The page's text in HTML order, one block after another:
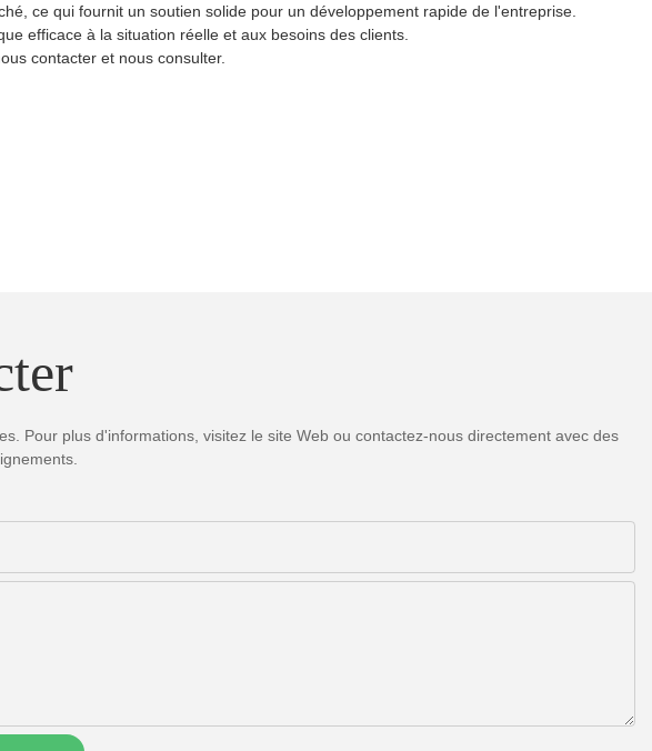
ce qui fournit un soutien solide pour un développement rapide de l'entreprise.
efficace à la situation réelle et aux besoins des clients.
contacter et nous consulter.
Pour plus d'informations, visitez le site Web ou contactez-nous directement avec des